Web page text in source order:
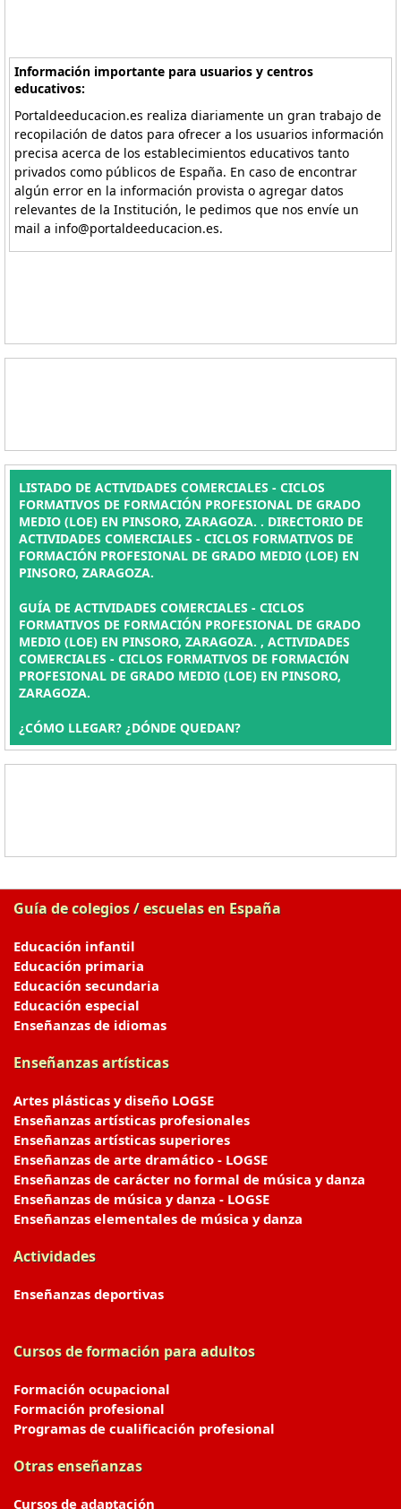
Información importante para usuarios y centros
educativos:
Portaldeeducacion.es realiza diariamente un gran trabajo de
recopilación de datos para ofrecer a los usuarios información
precisa acerca de los establecimientos educativos tanto
privados como públicos de España. En caso de encontrar
algún error en la información provista o agregar datos
relevantes de la Institución, le pedimos que nos envíe un
mail a info@portaldeeducacion.es.
LISTADO DE ACTIVIDADES COMERCIALES - CICLOS
FORMATIVOS DE FORMACIÓN PROFESIONAL DE GRADO
MEDIO (LOE) EN PINSORO, ZARAGOZA. . DIRECTORIO DE
ACTIVIDADES COMERCIALES - CICLOS FORMATIVOS DE
FORMACIÓN PROFESIONAL DE GRADO MEDIO (LOE) EN
PINSORO, ZARAGOZA.
GUÍA DE ACTIVIDADES COMERCIALES - CICLOS
FORMATIVOS DE FORMACIÓN PROFESIONAL DE GRADO
MEDIO (LOE) EN PINSORO, ZARAGOZA. , ACTIVIDADES
COMERCIALES - CICLOS FORMATIVOS DE FORMACIÓN
PROFESIONAL DE GRADO MEDIO (LOE) EN PINSORO,
ZARAGOZA.
¿CÓMO LLEGAR? ¿DÓNDE QUEDAN?
Guía de colegios / escuelas en España
Educación infantil
Educación primaria
Educación secundaria
Educación especial
Enseñanzas de idiomas
Enseñanzas artísticas
Artes plásticas y diseño LOGSE
Enseñanzas artísticas profesionales
Enseñanzas artísticas superiores
Enseñanzas de arte dramático - LOGSE
Enseñanzas de carácter no formal de música y danza
Enseñanzas de música y danza - LOGSE
Enseñanzas elementales de música y danza
Actividades
Enseñanzas deportivas
Cursos de formación para adultos
Formación ocupacional
Formación profesional
Programas de cualificación profesional
Otras enseñanzas
Cursos de adaptación